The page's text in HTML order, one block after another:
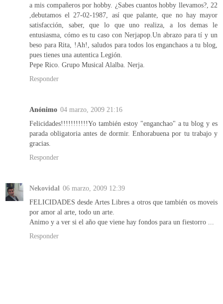
a mis compañeros por hobby. ¿Sabes cuantos hobby llevamos?, 22
,debutamos el 27-02-1987, así que palante, que no hay mayor
satisfacción, saber, que lo que uno realiza, a los demas le
entusiasma, cómo es tu caso con Nerjapop.Un abrazo para tí y un
beso para Rita, !Ah!, saludos para todos los enganchaos a tu blog,
pues tienes una autentica Legión.
Pepe Rico. Grupo Musical Alalba. Nerja.
Responder
Anónimo 04 marzo, 2009 21:16
Felicidades!!!!!!!!!!!Yo también estoy "enganchao" a tu blog y es
parada obligatoria antes de dormir. Enhorabuena por tu trabajo y
gracias.
Responder
Nekovidal 06 marzo, 2009 12:39
FELICIDADES desde Artes Libres a otros que también os moveis
por amor al arte, todo un arte.
Animo y a ver si el año que viene hay fondos para un fiestorro ...
Responder